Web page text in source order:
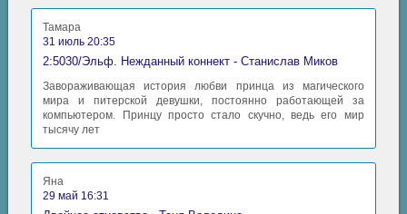
Тамара
31 июль 20:35
2:5030/Эльф. Нежданный коннект - Станислав Миков
Завораживающая история любви принца из магического
мира и питерской девушки, постоянно работающей за
компьютером. Принцу просто стало скучно, ведь его мир
тысячу лет
Яна
29 май 16:31